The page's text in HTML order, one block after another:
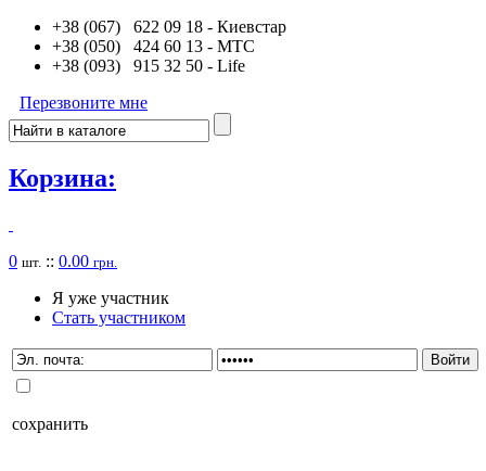
+38 (067) 622 09 18 - Киевстар
+38 (050) 424 60 13 - MTC
+38 (093) 915 32 50 - Life
Перезвоните мне
Корзина:
0 шт. :: 0.00 грн.
Я уже участник
Стать участником
сохранить